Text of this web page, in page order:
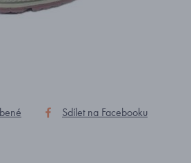
Sdílet na Facebooku